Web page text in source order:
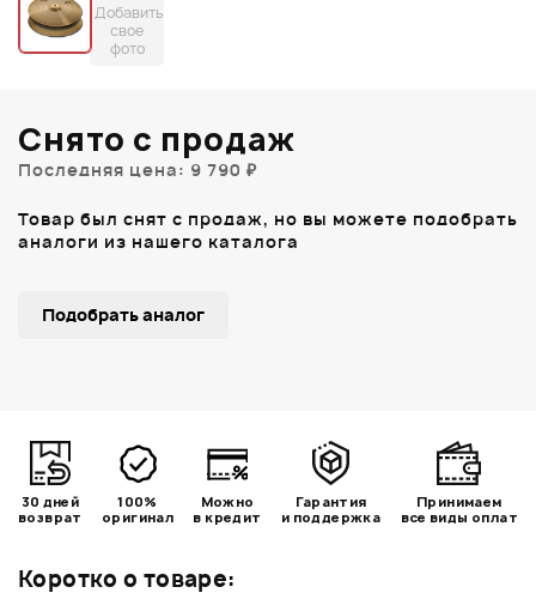
Добавить
свое
фото
Коротко о товаре:
Снято с продаж
Последняя цена: 9 790 ₽
Товар был снят с продаж, но вы можете подобрать
аналоги из нашего каталога
Подобрать аналог
30 дней
возврат
100%
оригинал
Можно
в кредит
Гарантия
и поддержка
Принимаем
все виды оплат